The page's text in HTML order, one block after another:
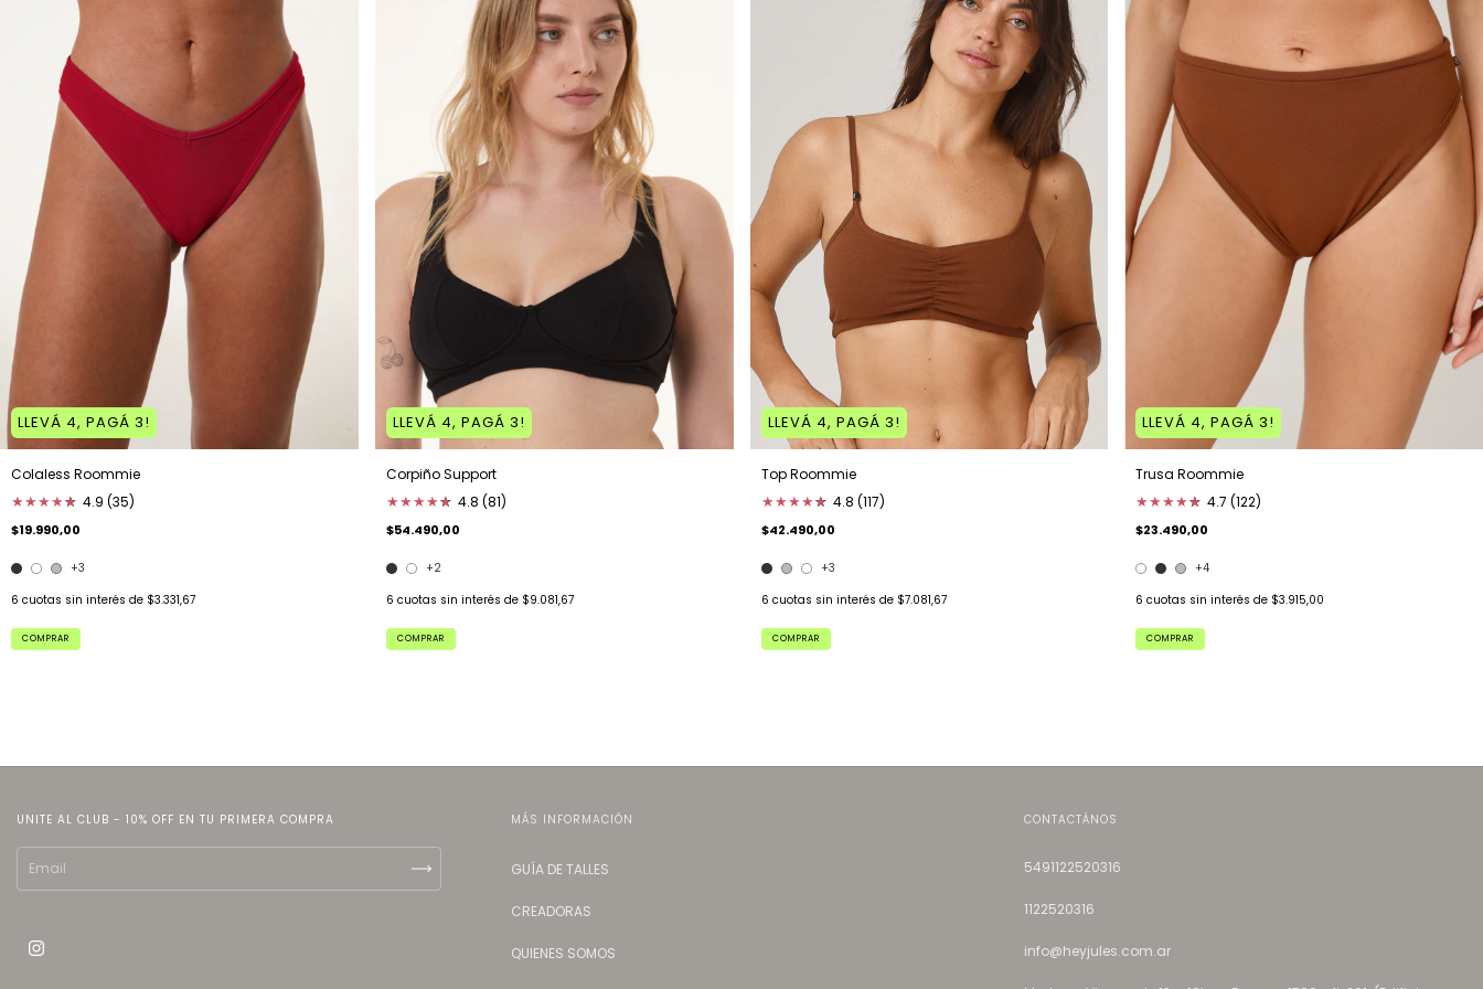
LLEVÁ 4, PAGÁ 3!
Colaless Roommie
★★★★★
★ 4.9 (35)
$19.990,00
+3
6 cuotas sin interés de $3.331,67
COMPRAR
LLEVÁ 4, PAGÁ 3!
Corpiño Support
★★★★★
★ 4.8 (81)
$54.490,00
+2
6 cuotas sin interés de $9.081,67
COMPRAR
LLEVÁ 4, PAGÁ 3!
Top Roommie
★★★★★
★ 4.8 (117)
$42.490,00
+3
6 cuotas sin interés de $7.081,67
COMPRAR
LLEVÁ 4, PAGÁ 3!
Trusa Roommie
★★★★★
★ 4.7 (122)
$23.490,00
+4
6 cuotas sin interés de $3.915,00
COMPRAR
UNITE AL CLUB - 10% OFF EN TU PRIMERA COMPRA MÁS INFORMACIÓN
GUÍA DE TALLES
CREADORAS
QUIENES SOMOS
CONTACTÁNOS
5491122520316
1122520316
info@heyjules.com.ar